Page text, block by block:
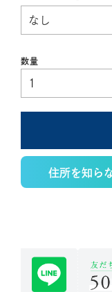
住所を知ら